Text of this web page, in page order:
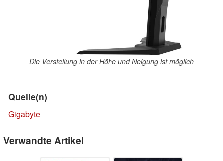
Die Verstellung in der Höhe und Neigung ist möglich
Quelle(n)
Gigabyte
Verwandte Artikel